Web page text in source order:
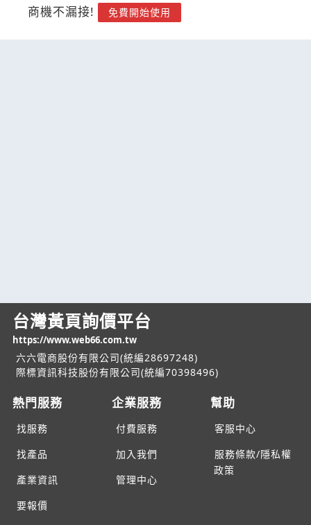
商機不漏接!
免費開始使用
台灣黃頁詢價平台
https://www.web66.com.tw
六六電商股份有限公司(統編28697248)
際標資訊科技股份有限公司(統編70398496)
熱門服務
找服務
找產品
產業資訊
要報價
企業服務
付費服務
加入我們
管理中心
幫助
客服中心
服務條款/隱私權
政策